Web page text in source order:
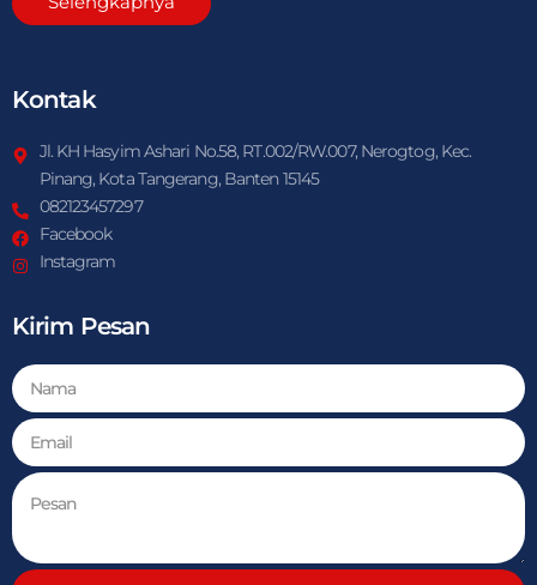
Kontak
Jl. KH Hasyim Ashari No.58, RT.002/RW.007, Nerogtog, Kec.
Pinang, Kota Tangerang, Banten 15145
082123457297
Facebook
Instagram
Kirim Pesan